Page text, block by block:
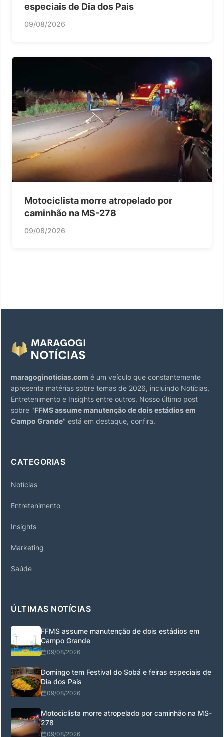
especiais de Dia dos Pais
09/08/2026
Motociclista morre atropelado por
caminhão na MS-278
09/08/2026
maragoginoticias.com é um veículo que constantemente
apresenta matérias sobre temas de 2026, incluindo Notícias,
Entretenimento e Insights entre outros. Nosso último post
sobre "FFMS assume manutenção de dois estádios em
Campo Grande" está em destaque, confira.
CATEGORIAS
Notícias
Entretenimento
Insights
Marketing
Saúde
ÚLTIMAS NOTÍCIAS
FFMS assume manutenção de dois estádios em
Campo Grande
09/08/2026
Domingo tem Festival do Sobá e feiras especiais de
Dia dos Pais
09/08/2026
Motociclista morre atropelado por caminhão na MS-
278
09/08/2026